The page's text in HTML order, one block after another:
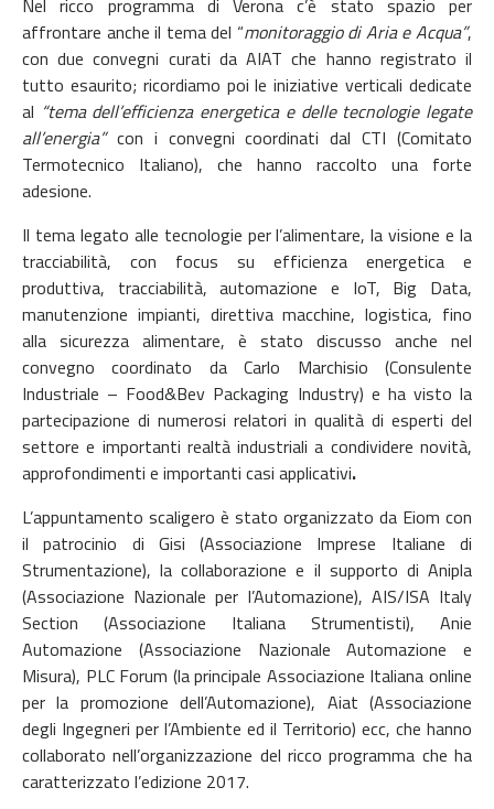
Nel ricco programma di Verona c’è stato spazio per
affrontare anche il tema del “monitoraggio di Aria e Acqua”,
con due convegni curati da AIAT che hanno registrato il
tutto esaurito; ricordiamo poi le iniziative verticali dedicate
al “tema dell’efficienza energetica e delle tecnologie legate
all’energia”con i convegni coordinati dal CTI (Comitato
Termotecnico Italiano), che hanno raccolto una forte
adesione.
Il tema legato alle tecnologie per l’alimentare, la visione e la
tracciabilità, con focus su efficienza energetica e
produttiva, tracciabilità, automazione e IoT, Big Data,
manutenzione impianti, direttiva macchine, logistica, fino
alla sicurezza alimentare, è stato discusso anche nel
convegno coordinato da Carlo Marchisio (Consulente
Industriale – Food&Bev Packaging Industry) e ha visto la
partecipazione di numerosi relatori in qualità di esperti del
settore e importanti realtà industriali a condividere novità,
approfondimenti e importanti casi applicativi.
L’appuntamento scaligero è stato organizzato da Eiom con
il patrocinio di Gisi (Associazione Imprese Italiane di
Strumentazione), la collaborazione e il supporto di Anipla
(Associazione Nazionale per l’Automazione), AIS/ISA Italy
Section (Associazione Italiana Strumentisti), Anie
Automazione (Associazione Nazionale Automazione e
Misura), PLC Forum (la principale Associazione Italiana online
per la promozione dell’Automazione), Aiat (Associazione
degli Ingegneri per l’Ambiente ed il Territorio) ecc, che hanno
collaborato nell’organizzazione del ricco programma che ha
caratterizzato l’edizione 2017.